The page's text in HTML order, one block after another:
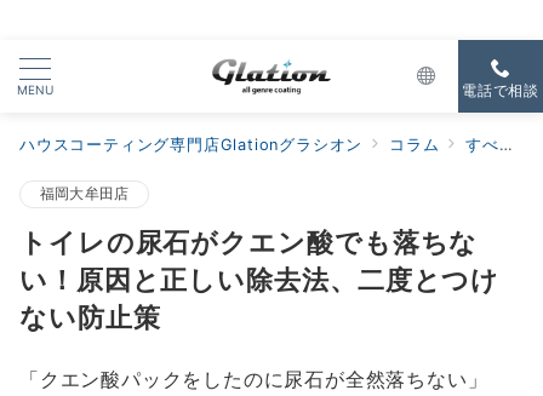
MENU 電話で相談
ハウスコーティング専門店Glationグラシオン コラム すべての新着
福岡大牟田店
トイレの尿石がクエン酸でも落ちな
い！原因と正しい除去法、二度とつけ
ない防止策
「クエン酸パックをしたのに尿石が全然落ちない」